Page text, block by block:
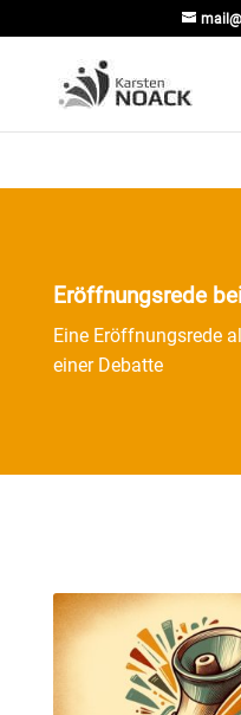
Eröffnungsrede
Eine Eröffnungsrede
einer Debatte